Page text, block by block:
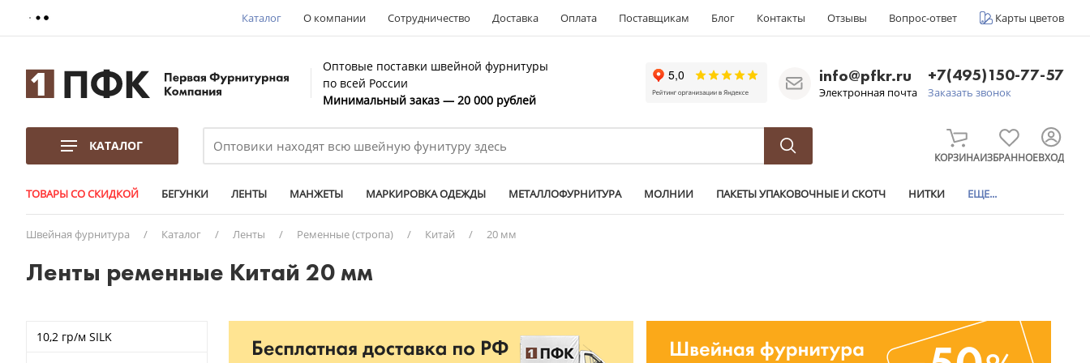
Каталог О компании Сотрудничество Доставка Оплата Поставщикам Блог Контакты Отзывы Вопрос-ответ Карты цветов
Оптовые поставки швейной фурнитуры
по всей России
Минимальный заказ — 20 000 рублей
info@pfkr.ru
Электронная почта
+7(495)150-77-57
Заказать звонок
КАТАЛОГ
КОРЗИНАИЗБРАННОЕВХОД
ТОВАРЫ СО СКИДКОЙ БЕГУНКИ ЛЕНТЫ МАНЖЕТЫ МАРКИРОВКА ОДЕЖДЫ МЕТАЛЛОФУРНИТУРА МОЛНИИ ПАКЕТЫ УПАКОВОЧНЫЕ И СКОТЧ НИТКИ ЕЩЕ...
Швейная фурнитура / Каталог / Ленты / Ременные (стропа) / Китай / 20 мм
Ленты ременные Китай 20 мм
10,2 гр/м SILK